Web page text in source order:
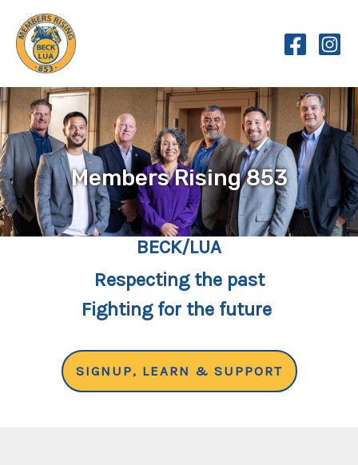
content
Members Rising 853
BECK/LUA
Respecting the past
Fighting for the future
SIGNUP, LEARN & SUPPORT